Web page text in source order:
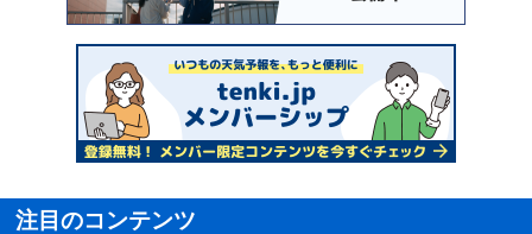
注目のコンテンツ